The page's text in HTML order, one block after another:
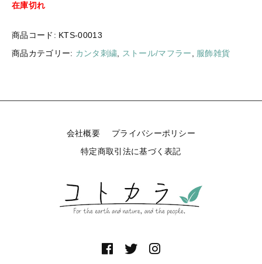
在庫切れ
商品コード: KTS-00013
商品カテゴリー: カンタ刺繍 ストール/マフラー 服飾雑貨
会社概要
プライバシーポリシー
特定商取引法に基づく表記
セール
ご利用ガイド
お問い合わせ